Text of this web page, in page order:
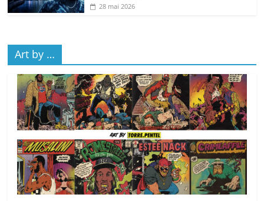
28 mai 2026
Art by …